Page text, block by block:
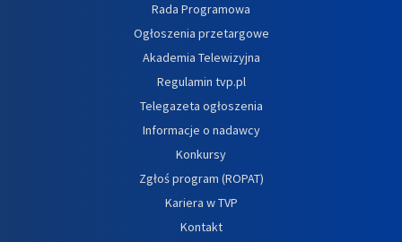
Rada Programowa
Ogłoszenia przetargowe
Akademia Telewizyjna
Regulamin tvp.pl
Telegazeta ogłoszenia
Informacje o nadawcy
Konkursy
Zgłoś program (ROPAT)
Kariera w TVP
Kontakt